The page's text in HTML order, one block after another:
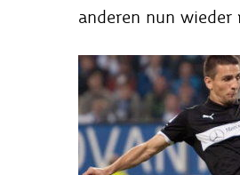
anderen nun wieder